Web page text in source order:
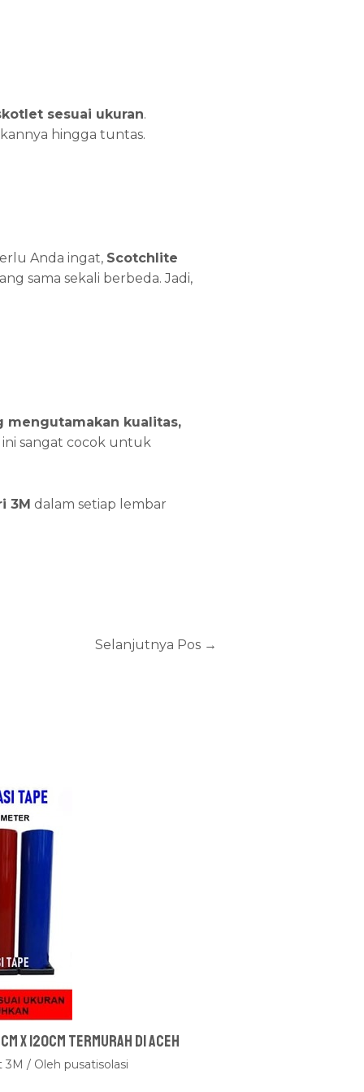
sesuai ukuran.
hingga tuntas.
Anda ingat, Scotchlite
sama sekali berbeda. Jadi,
mengutamakan kualitas,
sangat cocok untuk
3M dalam setiap lembar
Selanjutnya Pos →
x 120cm Termurah Di Aceh
3M / Oleh pusatisolasi